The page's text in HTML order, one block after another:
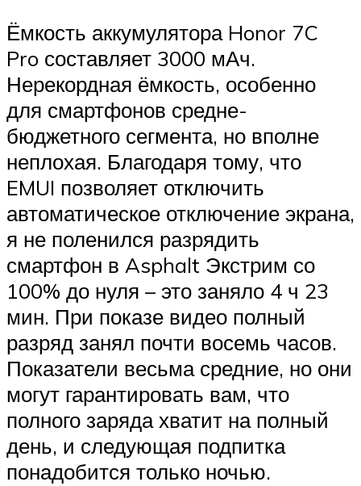
Ёмкость аккумулятора Honor 7C
Pro составляет 3000 мАч.
Нерекордная ёмкость, особенно
для смартфонов средне-
бюджетного сегмента, но вполне
неплохая. Благодаря тому, что
EMUI позволяет отключить
автоматическое отключение экрана,
я не поленился разрядить
смартфон в Asphalt Экстрим со
100% до нуля – это заняло 4 ч 23
мин. При показе видео полный
разряд занял почти восемь часов.
Показатели весьма средние, но они
могут гарантировать вам, что
полного заряда хватит на полный
день, и следующая подпитка
понадобится только ночью.